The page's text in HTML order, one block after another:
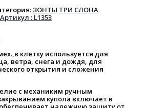
ЗОНТЫ ТРИ СЛОНА
Артикул : L1353
клетку используется для
ветра, снега и дождя, для
открытия и сложения
с механиким ручным
купола включает в